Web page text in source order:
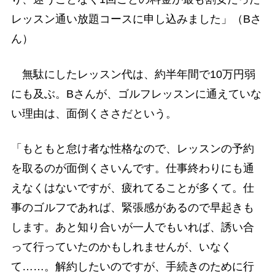
レッスン通い放題コースに申し込みました」（Bさ
ん）
無駄にしたレッスン代は、約半年間で10万円弱
にも及ぶ。Bさんが、ゴルフレッスンに通えていな
い理由は、面倒くささだという。
「もともと怠け者な性格なので、レッスンの予約
を取るのが面倒くさいんです。仕事終わりにも通
えなくはないですが、疲れてることが多くて。仕
事のゴルフであれば、緊張感があるので早起きも
します。あと知り合いが一人でもいれば、誘い合
って行っていたのかもしれませんが、いなく
て……。解約したいのですが、手続きのために行